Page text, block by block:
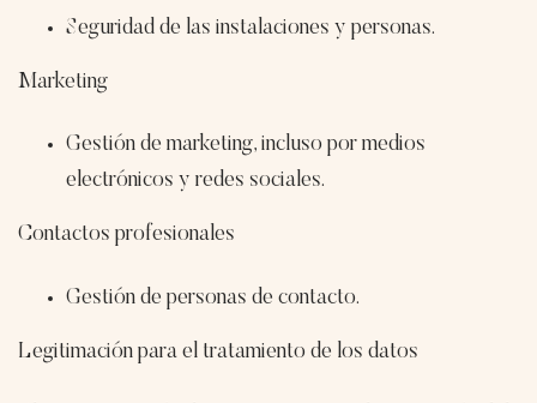
Seguridad de las instalaciones y personas.
Marketing
Gestión de marketing, incluso por medios
electrónicos y redes sociales.
Contactos profesionales
Gestión de personas de contacto.
Legitimación para el tratamiento de los datos